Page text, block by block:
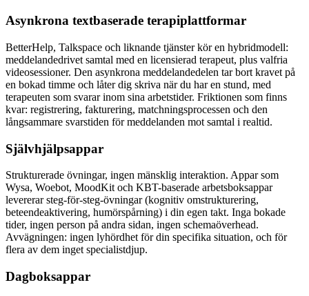
Asynkrona textbaserade terapiplattformar
BetterHelp, Talkspace och liknande tjänster kör en hybridmodell:
meddelandedrivet samtal med en licensierad terapeut, plus valfria
videosessioner. Den asynkrona meddelandedelen tar bort kravet på
en bokad timme och låter dig skriva när du har en stund, med
terapeuten som svarar inom sina arbetstider. Friktionen som finns
kvar: registrering, fakturering, matchningsprocessen och den
långsammare svarstiden för meddelanden mot samtal i realtid.
Självhjälpsappar
Strukturerade övningar, ingen mänsklig interaktion. Appar som
Wysa, Woebot, MoodKit och KBT-baserade arbetsboksappar
levererar steg-för-steg-övningar (kognitiv omstrukturering,
beteendeaktivering, humörspårning) i din egen takt. Inga bokade
tider, ingen person på andra sidan, ingen schemaöverhead.
Avvägningen: ingen lyhördhet för din specifika situation, och för
flera av dem inget specialistdjup.
Dagboksappar